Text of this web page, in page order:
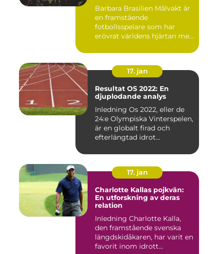
Barbara Brasilien Målvakt är
en framstående
fotbollsspelare som har
erövrat världens hjärtan med
17. jan
Resultat OS 2022: En
djuplodande analys
Inledning Os 2022, eller de
24:e Olympiska Vinterspelen,
är en globalt firad och
efterlängtad idrot...
17. jan
Charlotte Kallas pojkvän:
En utforskning av deras
relation
Inledning Charlotte Kalla,
den framstående svenska
längdskidåkaren, har varit en
favorit inom idrott...